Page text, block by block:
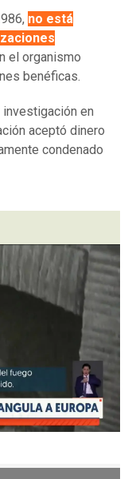
no está
el organismo
benéficas.
en
aceptó dinero
condenado